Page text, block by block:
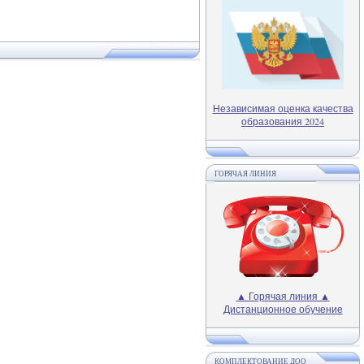
Независимая оценка качества
образования 2024
ГОРЯЧАЯ ЛИНИЯ
▲ Горячая линия ▲
Дистанционное обучение
КОМПЛЕКТОВАНИЕ ДОО